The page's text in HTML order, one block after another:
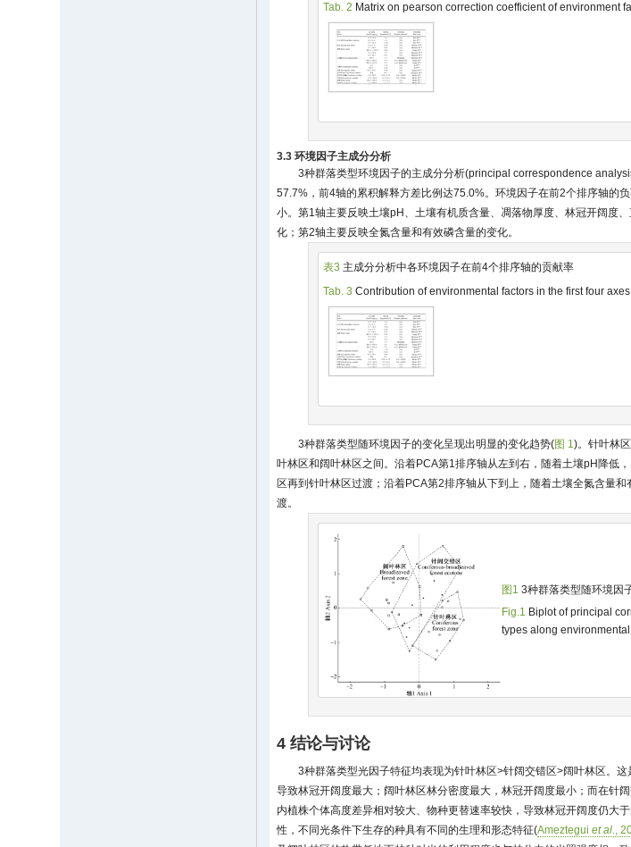
Tab. 2 Matrix on pearson correction coefficient of environment
3.3 环境因子主成分分析
3种群落类型环境因子的主成分分析(principal correspondence
57.7%，前4轴的累积解释方差比例达75.0%。环境因子在前2个排序轴的
小。第1轴主要反映土壤pH、土壤有机质含量、凋落物厚度、林冠开阔度
化；第2轴主要反映全氮含量和有效磷含量的变化。
表3 主成分分析中各环境因子在前4个排序轴的贡献率
Tab. 3 Contribution of environmental factors in the first four
3种群落类型随环境因子的变化呈现出明显的变化趋势(图 1)。针叶林
叶林区和阔叶林区之间。沿着PCA第1排序轴从左到右，随着土壤pH降低
区再到针叶林区过渡；沿着PCA第2排序轴从下到上，随着土壤全氮含量
渡。
图1 3种群落类型随环境因
Fig.1 Biplot of principal
types along
4 结论与讨论
3种群落类型光因子特征均表现为针叶林区>针阔交错区>阔叶林区。
导致林冠开阔度最大；阔叶林区林分密度最大，林冠开阔度最小；而在针
内植株个体高度差异相对较大、物种更替速率较快，导致林冠开阔度仍大
性，不同光条件下生存的种具有不同的生理和形态特征(Amezteguiet al.,